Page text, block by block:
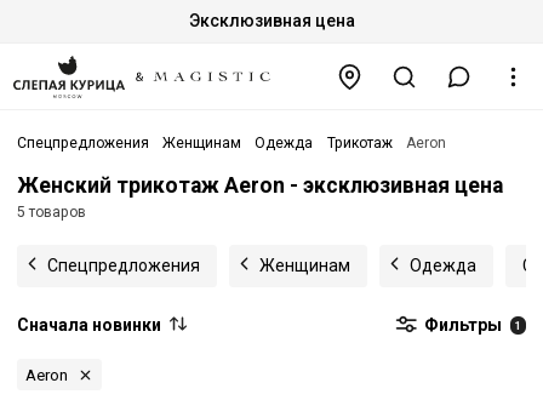
Эксклюзивная цена
Спецпредложения Женщинам Одежда Трикотаж Aeron
Женский трикотаж Aeron - эксклюзивная цена
5 товаров
Спецпредложения Женщинам Одежда
Сначала новинки Фильтры 1
Aeron